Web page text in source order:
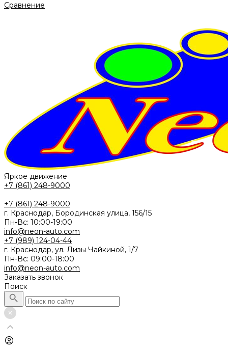
Сравнение
Яркое движение
+7 (861) 248-9000
+7 (861) 248-9000
г. Краснодар, Бородинская улица, 156/15
Пн-Вс: 10:00-19:00
info@neon-auto.com
+7 (989) 124-04-44
г. Краснодар, ул. Лизы Чайкиной, 1/7
Пн-Вс: 09:00-18:00
info@neon-auto.com
Заказать звонок
Поиск